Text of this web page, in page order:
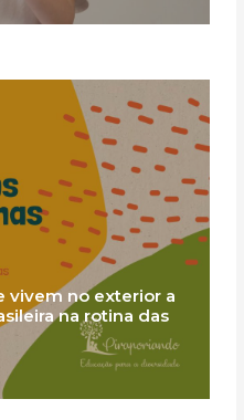
vivem no exterior a
na rotina das